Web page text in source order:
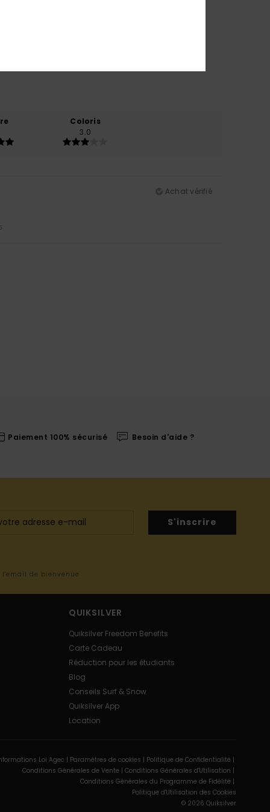
Coloris
3.0
Achat vérifié
Paiement 100% sécurisé Besoin d'aide ?
S'inscrire
de bienvenue
QUIKSILVER
Quiksilver Freedom Benefits
Carte Cadeau
Réduction pour les étudiants
Blog
Conseils Surf & Snow
Quiksilver App
Location
Loi Agec | Paramètres de cookies | Politique de Confidentialité |
Conditions Générales de Vente | Conditions Générales d'Utilisation |
Conditions Générales du Programme de Fidélité |
Politique d'Utilisation des Cookies
© 2026 Quiksilver